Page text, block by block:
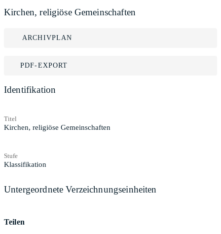
Kirchen, religiöse Gemeinschaften
ARCHIVPLAN
PDF-EXPORT
Identifikation
Titel
Kirchen, religiöse Gemeinschaften
Stufe
Klassifikation
Untergeordnete Verzeichnungseinheiten
Teilen